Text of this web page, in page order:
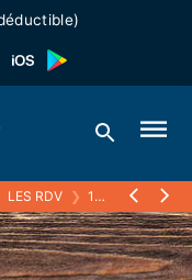
LES RDV ❯ 17 FÉVRIER 2025